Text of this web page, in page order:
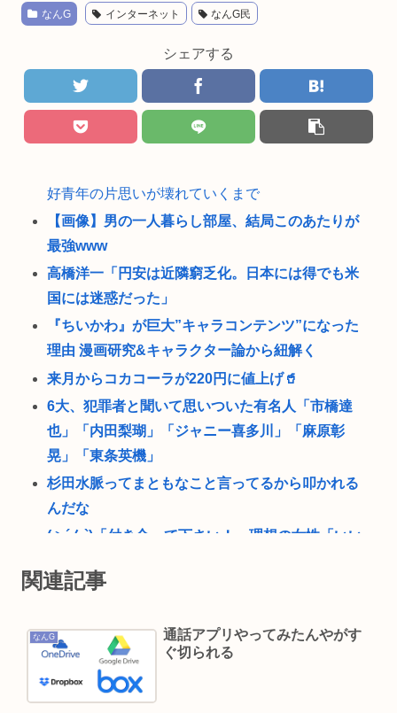
なんG インターネット なんG民
シェアする
好青年の片思いが壊れていくまで
【画像】男の一人暮らし部屋、結局このあたりが
最強www
高橋洋一「円安は近隣窮乏化。日本には得でも米
国には迷惑だった」
『ちいかわ』が巨大”キャラコンテンツ”になった
理由 漫画研究&キャラクター論から紐解く
来月からコカコーラが220円に値上げ🥤
6大、犯罪者と聞いて思いついた有名人「市橋達
也」「内田梨瑚」「ジャニー喜多川」「麻原彰
晃」「東条英機」
杉田水脈ってまともなこと言ってるから叩かれる
んだな
(ヽ´ん`)「付き合って下さい！」理想の女性「いい
ち食べたらね」
「黒人のチンポに惹かれて結婚したんだろ」ケニ
ア人男性と結婚した日本人女性（31）に”誹謗中
傷”殺到
関連記事
なんG
通話アプリやってみたんやがす
ぐ切られる